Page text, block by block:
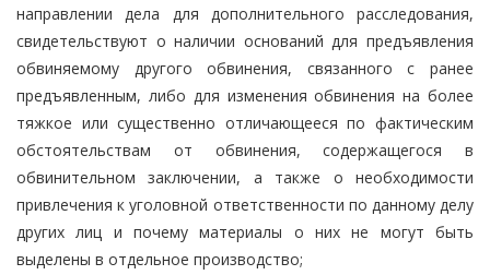
направлении дела для дополнительного расследования,
свидетельствуют о наличии оснований для предъявления
обвиняемому другого обвинения, связанного с ранее
предъявленным, либо для изменения обвинения на более
тяжкое или существенно отличающееся по фактическим
обстоятельствам от обвинения, содержащегося в
обвинительном заключении, а также о необходимости
привлечения к уголовной ответственности по данному делу
других лиц и почему материалы о них не могут быть
выделены в отдельное производство;